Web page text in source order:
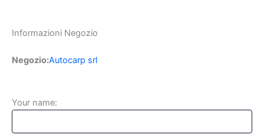
Informazioni Negozio
Negozio:Autocarp srl
Your name: